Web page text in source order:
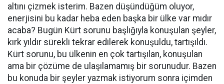
altını çizmek isterim. Bazen düşündüğüm oluyor,
enerjisini bu kadar heba eden başka bir ülke var mıdır
acaba? Bugün Kürt sorunu başlığıyla konuşulan şeyler,
kırk yıldır sürekli tekrar edilerek konuşuldu, tartışıldı.
Kürt sorunu, bu ülkenin en çok tartışılan, konuşulan
ama bir çözüme de ulaşılamamış bir sorunudur. Bazen
bu konuda bir şeyler yazmak istiyorum sonra içimden